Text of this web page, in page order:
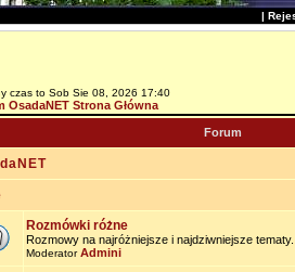
|
czas to Sob Sie 08, 2026 17:40
OsadaNET Strona Główna
Forum
Rozmówki różne
Rozmowy na najróżniejsze i najdziwniejsze tematy.
ModeratorAdmini